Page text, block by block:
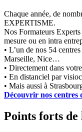
Chaque année, de
EXPERTISME.
Nos Formateurs
mesure ou en intra
• L’un de nos 54
Marseille, Nice…
• Directement dans
• En distanciel par
• Mais aussi à
Découvrir nos centres
Points forts